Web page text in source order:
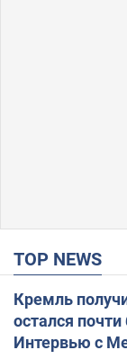
TOP NEWS
Кремль
остался
Интервью с